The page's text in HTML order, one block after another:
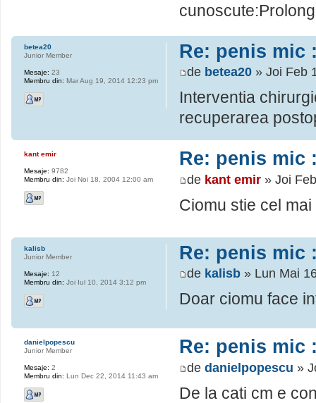
Re: penis mic
de betea20 » Joi Feb
Interventia
recuperarea
betea20
Junior Member
Mesaje: 23
Membru din: Mar Aug 19, 2014 12:23 pm
Re: penis mic
de kant emir » Joi
Ciomu stie cel mai
kant emir
Mesaje: 9782
Membru din: Joi Noi 18, 2004 12:00 am
Re: penis mic
de kalisb » Lun Mai
Doar ciomu face
kalisb
Junior Member
Mesaje: 12
Membru din: Joi Iul 10, 2014 3:12 pm
Re: penis mic
de danielpopescu »
De la cati cm e
danielpopescu
Junior Member
Mesaje: 2
Membru din: Lun Dec 22, 2014 11:43 am